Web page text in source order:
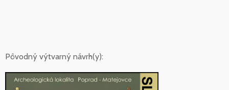
Pôvodný výtvarný návrh(y):